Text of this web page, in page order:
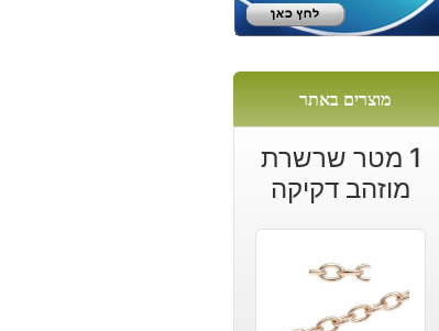
מוצרים באתר
1 מטר שרשרת
מוזהב דקיקה